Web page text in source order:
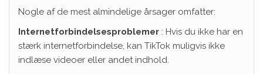
Nogle af de mest almindelige årsager omfatter:
Internetforbindelsesproblemer : Hvis du ikke har en
stærk internetforbindelse, kan TikTok muligvis ikke
indlæse videoer eller andet indhold.